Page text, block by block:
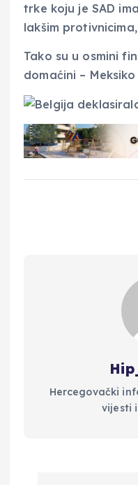
trke koju je SAD
lakšim
Tako su u osmini
domaćini –
Hercegovački
vijesti